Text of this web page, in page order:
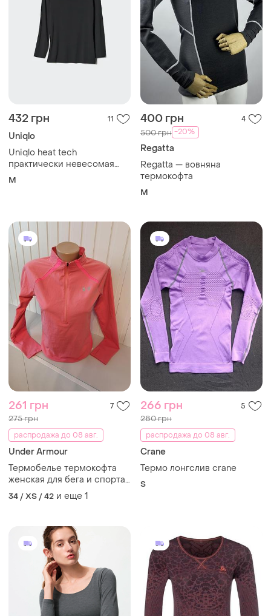
432 грн 11
Uniqlo
Uniqlo heat tech
практически невесомая
термо кофта лонгслив р.м
M
400 грн 4
500 грн -20%
Regatta
Regatta — вовняна
термокофта
M
261 грн 7
275 грн
распродажа до 08 авг.
Under Armour
Термобелье термокофта
женская для бега и спорта
размер xs-s,
производитель under
34 / XS / 42 и еще 1
266 грн 5
280 грн
распродажа до 08 авг.
Crane
Термо лонгслив crane
S